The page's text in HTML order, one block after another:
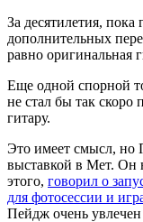
За десятилетия, пока
дополнительных
равно оригинальная
Еще одной спорной
не стал бы так скоро
гитару.
Это имеет смысл, но
выставкой в Мет. Он
этого, говорил о
для фотосессии и
Пейдж очень